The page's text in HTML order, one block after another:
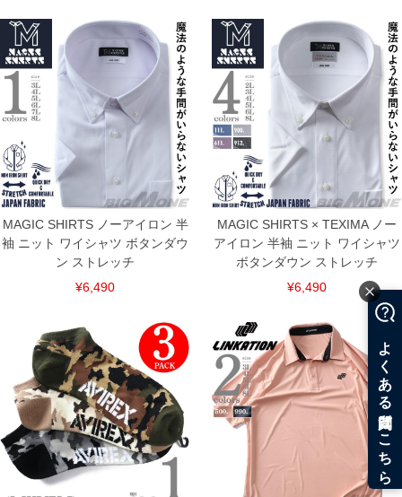
ITEM INTRODUCTION
MAGIC SHIRTS ノーアイロン 半
袖 ニット ワイシャツ ボタンダウ
ン ストレッチ
¥6,490
MAGIC SHIRTS × TEXIMA ノー
アイロン 半袖 ニット ワイシャツ
ボタンダウン ストレッチ
¥6,490